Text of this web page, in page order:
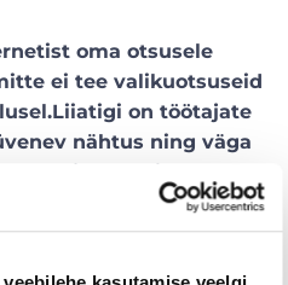
oma otsusele
ei tee valikuotsuseid
Liiatigi on töötajate
nähtus ning väga
Hoopis
tööandjate vahel.
muud